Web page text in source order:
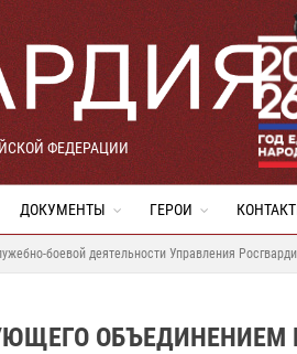
ФЕДЕРАЦИИ
ДОКУМЕНТЫ ГЕРОИ
боевой деятельности Управления
ОБЪЕДИНЕНИЕМ